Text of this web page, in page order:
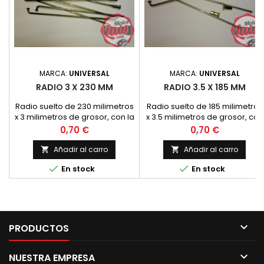
MARCA: UNIVERSAL
RADIO 3 X 230 MM
Radio suelto de 230 milimetros
x 3 milimetros de grosor, con la
cabecilla a 90 grados. La
tuerca que viene por defecto
para este grosor de radio está
preparada para agujeros de
llanta de 5 mm. En llantas con
agujero de diametro 7
exista la posibilidad que el
radio se cuele por el agujero
de la llanta
Precio
0,70 €
 Añadir al carro
 En stock
MARCA: UNIVERSAL
RADIO 3.5 X 185 MM
Radio suelto de 185 milimetros
x 3.5 milimetros de grosor, con
la cabecilla a 90 grados
Precio
0,70 €
 Añadir al carro
 En stock
PRODUCTOS 
NUESTRA EMPRESA 